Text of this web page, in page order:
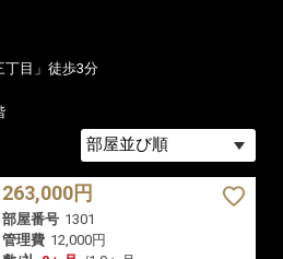
丁目」徒歩3分
263,000円
部屋番号 1301
管理費 12,000円